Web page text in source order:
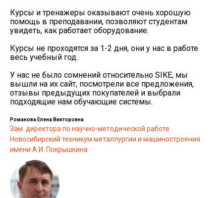
Курсы и тренажеры оказывают очень хорошую
помощь в преподавании, позволяют студентам
увидеть, как работает оборудование.
Курсы не проходятся за 1-2 дня, они у нас в работе
весь учебный год.
У нас не было сомнений относительно SIKE, мы
вышли на их сайт, посмотрели все предложения,
отзывы предыдущих покупателей и выбрали
подходящие нам обучающие системы.
Романова Елена Викторовна
Зам. директора по научно-методической работе
Новосибирский техникум металлургии и машиностроения
имени А.И. Покрышкина